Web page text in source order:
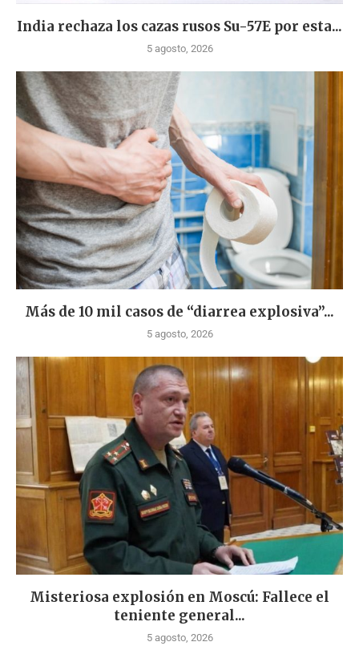
India rechaza los cazas rusos Su-57E por esta...
5 agosto, 2026
Más de 10 mil casos de “diarrea explosiva”...
5 agosto, 2026
Misteriosa explosión en Moscú: Fallece el
teniente general...
5 agosto, 2026